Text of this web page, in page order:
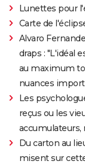
Lunettes pour
Carte de
Alvaro
draps : "L'idéal
au maximum
nuances
Les
reçus ou les
Du carton au
misent sur